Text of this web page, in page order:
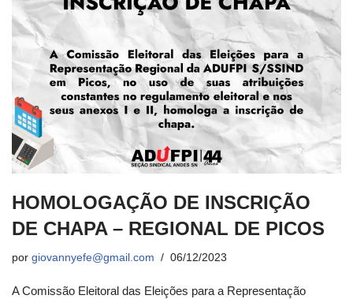
HOMOLOGAÇÃO DE INSCRIÇÃO
DE CHAPA – REGIONAL DE PICOS
por giovannyefe@gmail.com 06/12/2023
A Comissão Eleitoral das Eleições para a Representação